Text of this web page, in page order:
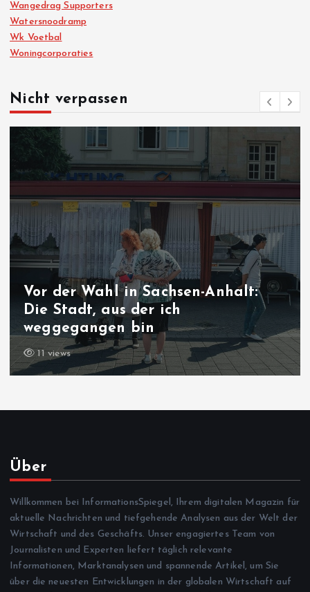
Wangedrag Supporters
Watersnoodramp
Wk Voetbal
Woningcorporaties
Nicht verpassen
Vor der Wahl in Sachsen-Anhalt:
Die Stadt, aus der ich
weggegangen bin
11 views
Über
Willkommen bei InformationsSpiegel, Ihrem digitalen Magazin für
aktuelle Nachrichten und tiefgehende Analysen aus der Welt der
Wirtschaft und des Geschäfts. Unser engagiertes Team von
Journalisten und Experten liefert täglich relevante
Informationen, Marktanalysen und spannende Artikel, um Sie
über die neuesten Entwicklungen in der globalen Wirtschaft auf